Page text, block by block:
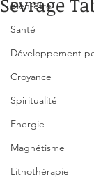
Bien-être
Santé
Développement
Croyance
Spiritualité
Energie
Magnétisme
Lithothérapie
Sevrage